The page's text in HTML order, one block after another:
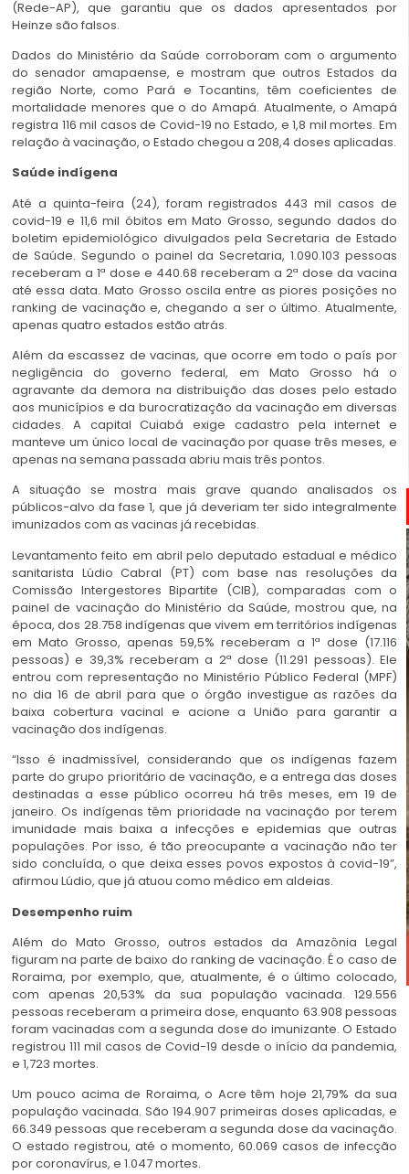
(Rede-AP), que garantiu que os dados apresentados por
Heinze são falsos.
Dados do Ministério da Saúde corroboram com o argumento
do senador amapaense, e mostram que outros Estados da
região Norte, como Pará e Tocantins, têm coeficientes de
mortalidade menores que o do Amapá. Atualmente, o Amapá
registra 116 mil casos de Covid-19 no Estado, e 1,8 mil mortes. Em
relação à vacinação, o Estado chegou a 208,4 doses aplicadas.
Saúde indígena
Até a quinta-feira (24), foram registrados 443 mil casos de
covid-19 e 11,6 mil óbitos em Mato Grosso, segundo dados do
boletim epidemiológico divulgados pela Secretaria de Estado
de Saúde. Segundo o painel da Secretaria, 1.090.103 pessoas
receberam a 1ª dose e 440.68 receberam a 2ª dose da vacina
até essa data. Mato Grosso oscila entre as piores posições no
ranking de vacinação e, chegando a ser o último. Atualmente,
apenas quatro estados estão atrás.
Além da escassez de vacinas, que ocorre em todo o país por
negligência do governo federal, em Mato Grosso há o
agravante da demora na distribuição das doses pelo estado
aos municípios e da burocratização da vacinação em diversas
cidades. A capital Cuiabá exige cadastro pela internet e
manteve um único local de vacinação por quase três meses, e
apenas na semana passada abriu mais três pontos.
A situação se mostra mais grave quando analisados os
públicos-alvo da fase 1, que já deveriam ter sido integralmente
imunizados com as vacinas já recebidas.
Levantamento feito em abril pelo deputado estadual e médico
sanitarista Lúdio Cabral (PT) com base nas resoluções da
Comissão Intergestores Bipartite (CIB), comparadas com o
painel de vacinação do Ministério da Saúde, mostrou que, na
época, dos 28.758 indígenas que vivem em territórios indígenas
em Mato Grosso, apenas 59,5% receberam a 1ª dose (17.116
pessoas) e 39,3% receberam a 2ª dose (11.291 pessoas). Ele
entrou com representação no Ministério Público Federal (MPF)
no dia 16 de abril para que o órgão investigue as razões da
baixa cobertura vacinal e acione a União para garantir a
vacinação dos indígenas.
“Isso é inadmissível, considerando que os indígenas fazem
parte do grupo prioritário de vacinação, e a entrega das doses
destinadas a esse público ocorreu há três meses, em 19 de
janeiro. Os indígenas têm prioridade na vacinação por terem
imunidade mais baixa a infecções e epidemias que outras
populações. Por isso, é tão preocupante a vacinação não ter
sido concluída, o que deixa esses povos expostos à covid-19”,
afirmou Lúdio, que já atuou como médico em aldeias.
Desempenho ruim
Além do Mato Grosso, outros estados da Amazônia Legal
figuram na parte de baixo do ranking de vacinação. É o caso de
Roraima, por exemplo, que, atualmente, é o último colocado,
com apenas 20,53% da sua população vacinada. 129.556
pessoas receberam a primeira dose, enquanto 63.908 pessoas
foram vacinadas com a segunda dose do imunizante. O Estado
registrou 111 mil casos de Covid-19 desde o início da pandemia,
e 1,723 mortes.
Um pouco acima de Roraima, o Acre têm hoje 21,79% da sua
população vacinada. São 194.907 primeiras doses aplicadas, e
66.349 pessoas que receberam a segunda dose da vacinação.
O estado registrou, até o momento, 60.069 casos de infecção
por coronavírus, e 1.047 mortes.